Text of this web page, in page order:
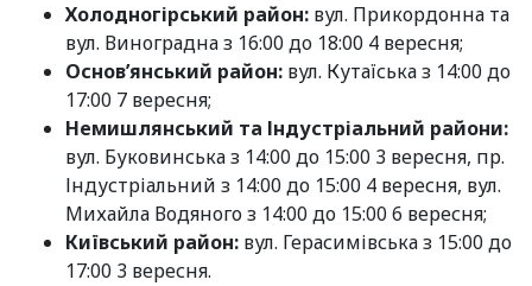
Холодногірський район: вул. Прикордонна та
вул. Виноградна з 16:00 до 18:00 4 вересня;
Основ’янський район: вул. Кутаїська з 14:00 до
17:00 7 вересня;
Немишлянський та Індустріальний райони:
вул. Буковинська з 14:00 до 15:00 3 вересня, пр.
Індустріальний з 14:00 до 15:00 4 вересня, вул.
Михайла Водяного з 14:00 до 15:00 6 вересня;
Київський район: вул. Герасимівська з 15:00 до
17:00 3 вересня.